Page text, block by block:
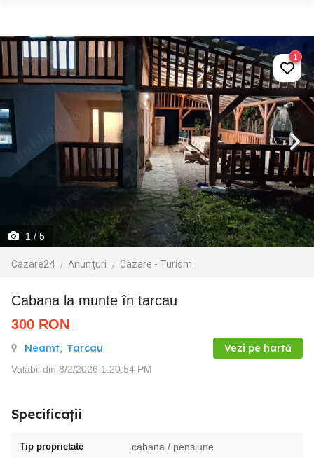
1 / 5
Cazare24 Anunțuri Cazare - Turism
1
Cabana la munte în tarcau
300 RON
Neamt, Tarcau Vezi pe hartă
Valabil din 8/2/2026 1:20:54 PM
Specificații
Tip proprietate cabana / pensiune